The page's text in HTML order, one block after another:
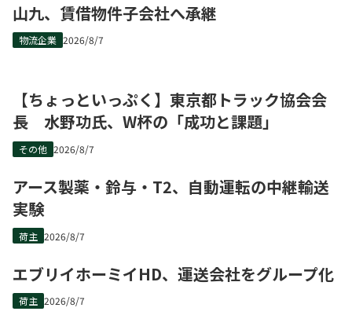
山九、賃借物件子会社へ承継
物流企業 2026/8/7
【ちょっといっぷく】東京都トラック協会会
長 水野功氏、W杯の「成功と課題」
その他 2026/8/7
アース製薬・鈴与・T2、自動運転の中継輸送
実験
荷主 2026/8/7
エブリイホーミイHD、運送会社をグループ化
荷主 2026/8/7